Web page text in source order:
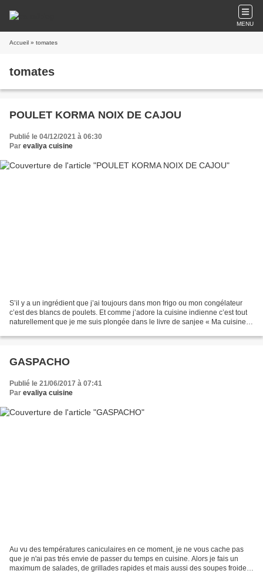
MENU
Accueil » tomates
tomates
POULET KORMA NOIX DE CAJOU
Publié le 04/12/2021 à 06:30
Par evaliya cuisine
S’il y a un ingrédient que j’ai toujours dans mon frigo ou mon congélateur
c’est des blancs de poulets. Et comme j’adore la cuisine indienne c’est tout
naturellement que je me suis plongée dans le livre de sanjee « Ma cuisine
GASPACHO
Publié le 21/06/2017 à 07:41
Par evaliya cuisine
Au vu des températures caniculaires en ce moment, je ne vous cache pas
que je n'ai pas trés envie de passer du temps en cuisine. Alors je fais un
maximum de salades, de grillades rapides et mais aussi des soupes froides.